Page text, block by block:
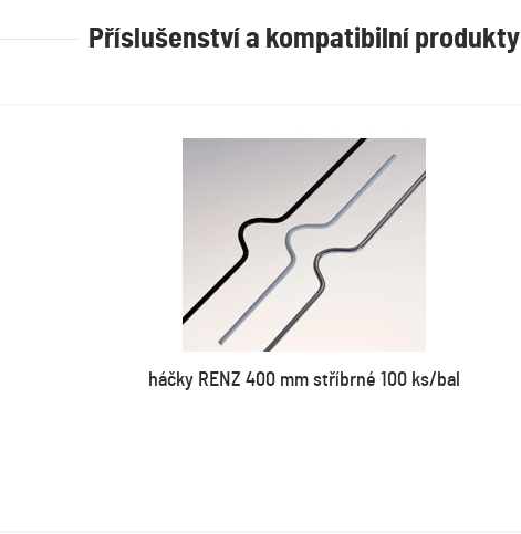
Příslušenství a kompatibilní produkty
háčky RENZ 400 mm stříbrné 100 ks/bal